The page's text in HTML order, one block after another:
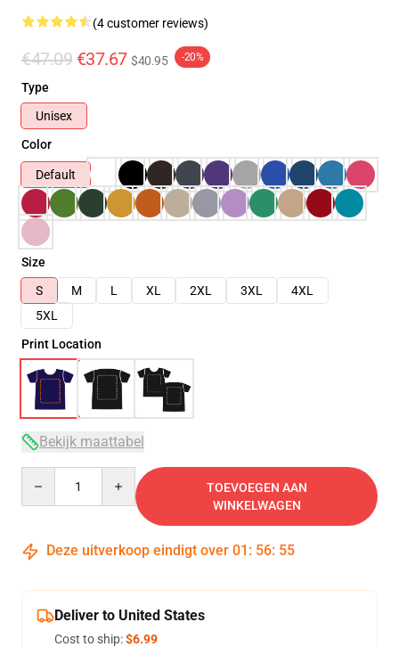
(4 customer reviews)
€47.09 €37.67 $40.95 -20%
Type
Unisex
Color
Default
Size
S
M L XL 2XL 3XL
4XL
5XL
Print Location
Bekijk maattabel
TOEVOEGEN AAN
WINKELWAGEN
Deze uitverkoop eindigt over 01 : 56: 54
Deliver to United States
Cost to ship:$6.99